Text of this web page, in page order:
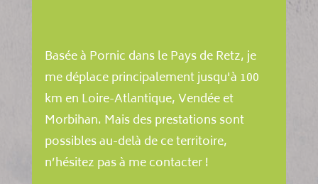
Basée à Pornic dans le Pays de Retz, je
me déplace principalement jusqu'à 100
km en Loire-Atlantique, Vendée et
Morbihan. Mais des prestations sont
possibles au-delà de ce territoire,
n’hésitez pas à me contacter !